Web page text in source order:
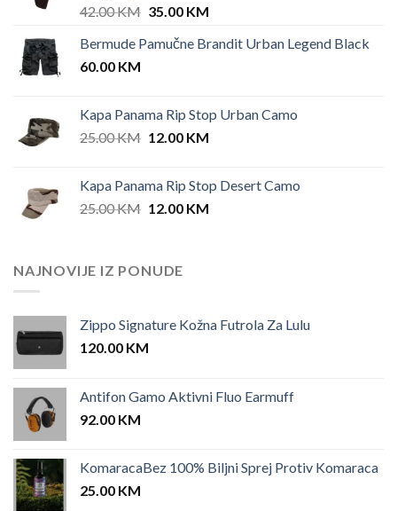
42.00KM Original
was:
35.00 KMCurrent
is:
Bermude Pamučne Brandit Urban Legend Black
60.00 KM
Kapa Panama Rip Stop Urban Camo
25.00KM Original
25.00 KM.
12.00 KMCurrent
12.00 KM.
Kapa Panama Rip Stop Desert Camo
25.00KM Original
25.00 KM.
12.00 KMCurrent
NAJNOVIJE IZ PONUDE
Zippo Signature Kožna Futrola Za Lulu
120.00 KM
Antifon Gamo Aktivni Fluo Earmuff
92.00 KM
KomaracaBez 100% Biljni Sprej Protiv Komaraca
25.00 KM